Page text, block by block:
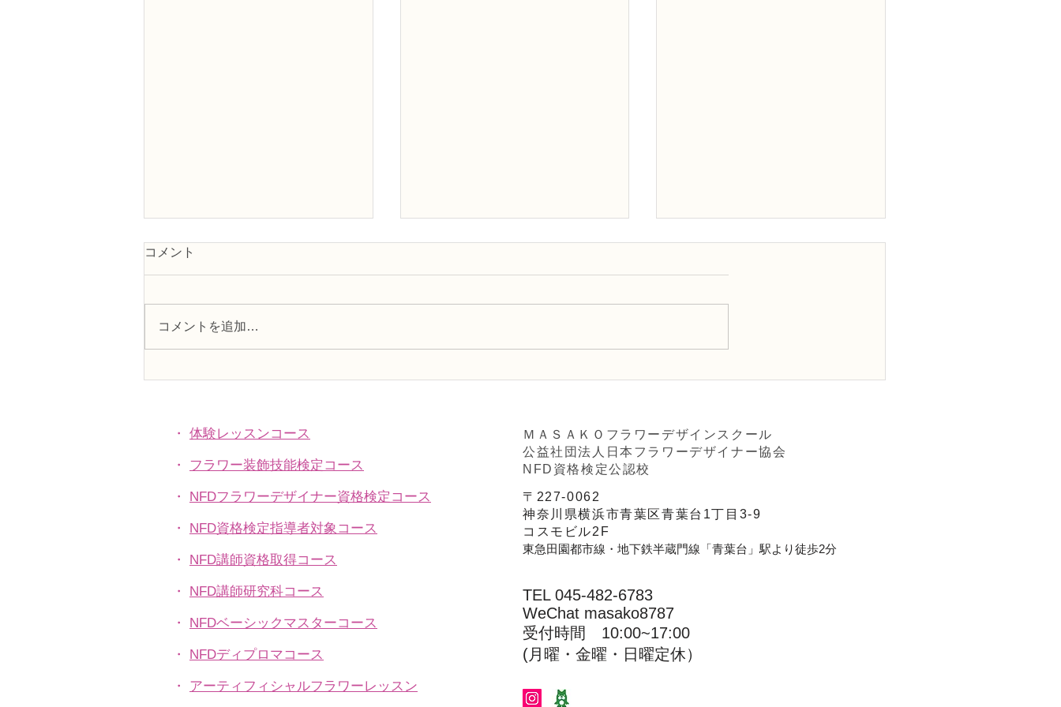
コメント
コメントを追加…
・ 体験レッスンコース
・ フラワー装飾技能検定コース
・ NFDフラワーデザイナー資格検定コース
・ NFD資格検定指導者対象コース
・ NFD講師資格取得コース
・ NFD講師研究科コース
・ NFDベーシックマスターコース
・ NFDディプロマコース
・ アーティフィシャルフラワーレッスン
ＭＡＳＡＫＯフラワーデザインスクール
公益社団法人日本フラワーデザイナー協会
NFD資格検定公認校
〒227-0062
神奈川県横浜市青葉区青葉台1丁目3-9
コスモビル2F
東急田園都市線・地下鉄半蔵門線「青葉台」駅より徒歩2分
TEL 045-482-6783
WeChat masako8787
受付時間 10:00~17:00​​​
(​月曜・金曜・日曜定休）